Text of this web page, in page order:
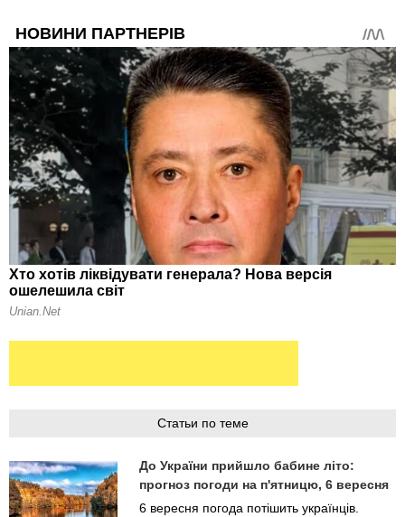
Статьи по теме
До України прийшло бабине літо:
прогноз погоди на п'ятницю, 6 вересня
6 вересня погода потішить українців.